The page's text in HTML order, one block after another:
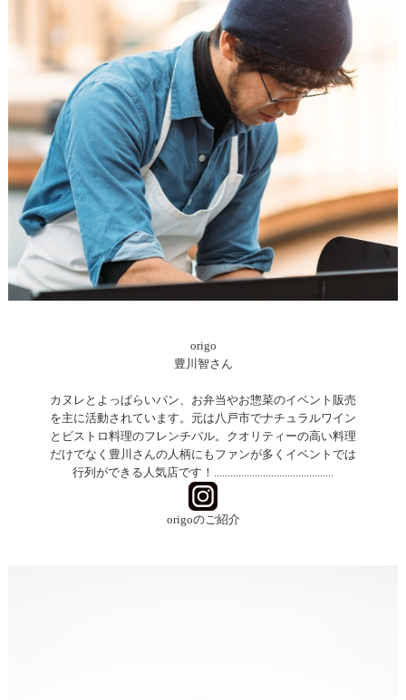
origo
豊川智さん
カヌレとよっぱらいパン、お弁当やお惣菜のイベント販売
を主に活動されています。元は八戸市でナチュラルワイン
とビストロ料理のフレンチバル。クオリティーの高い料理
だけでなく豊川さんの人柄にもファンが多くイベントでは
行列ができる人気店です！............................................
origoのご紹介